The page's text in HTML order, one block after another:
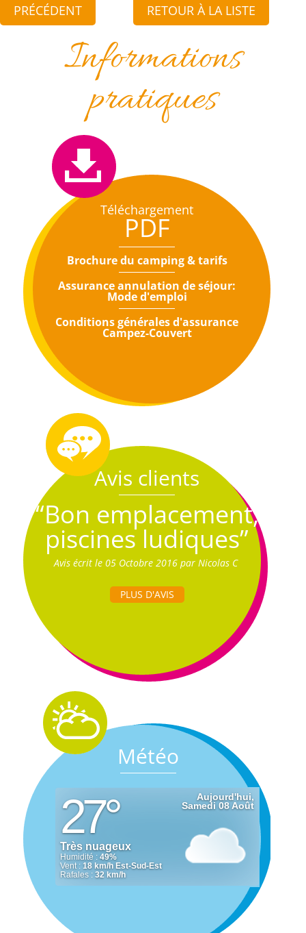
PRÉCÉDENT RETOUR À LA LISTE
Informations
pratiques
Téléchargement
PDF
Brochure du camping & tarifs
Assurance annulation de séjour:
Mode d'emploi
Conditions générales d'assurance
Campez-Couvert
Avis clients
“Bon emplacement,
piscines ludiques”
Avis écrit le 05 Octobre 2016 par Nicolas C
PLUS D'AVIS
Météo